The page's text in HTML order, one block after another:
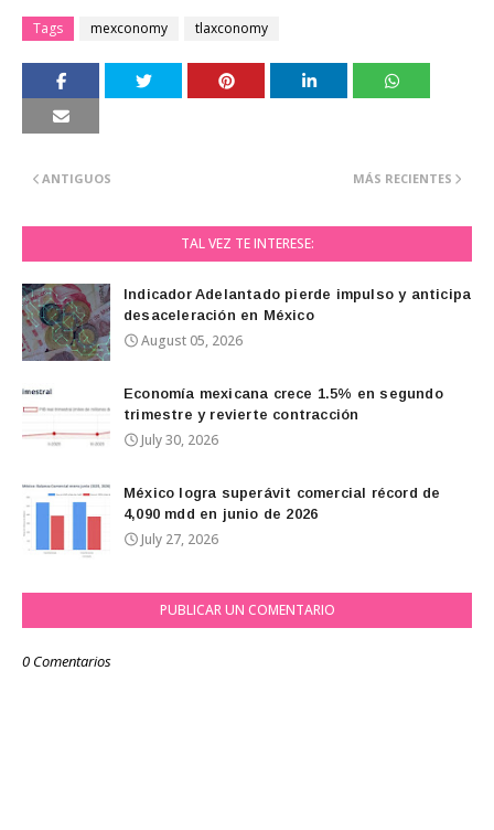
Tags mexconomy tlaxconomy
MÁS RECIENTES
ANTIGUOS
TAL VEZ TE INTERESE:
Indicador Adelantado pierde impulso y anticipa
desaceleración en México
August 05, 2026
Economía mexicana crece 1.5% en segundo
trimestre y revierte contracción
July 30, 2026
México logra superávit comercial récord de
4,090 mdd en junio de 2026
July 27, 2026
PUBLICAR UN COMENTARIO
0 Comentarios